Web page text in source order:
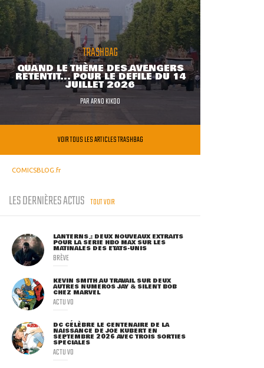
TRASHBAG
QUAND LE THÈME DES AVENGERS
RETENTIT... POUR LE DÉFILÉ DU 14
JUILLET 2026
PARARNO KIKOO
VOIR TOUS LES ARTICLES TRASHBAG
COMICSBLOG.fr
LES DERNIÈRES ACTUS TOUT VOIR
LANTERNS : DEUX NOUVEAUX EXTRAITS
POUR LA SÉRIE HBO MAX SUR LES
MATINALES DES ETATS-UNIS
BRÈVE
KEVIN SMITH AU TRAVAIL SUR DEUX
AUTRES NUMÉROS JAY & SILENT BOB
CHEZ MARVEL
ACTU VO
DC CÉLÈBRE LE CENTENAIRE DE LA
NAISSANCE DE JOE KUBERT EN
SEPTEMBRE 2026 AVEC TROIS SORTIES
SPÉCIALES
ACTU VO